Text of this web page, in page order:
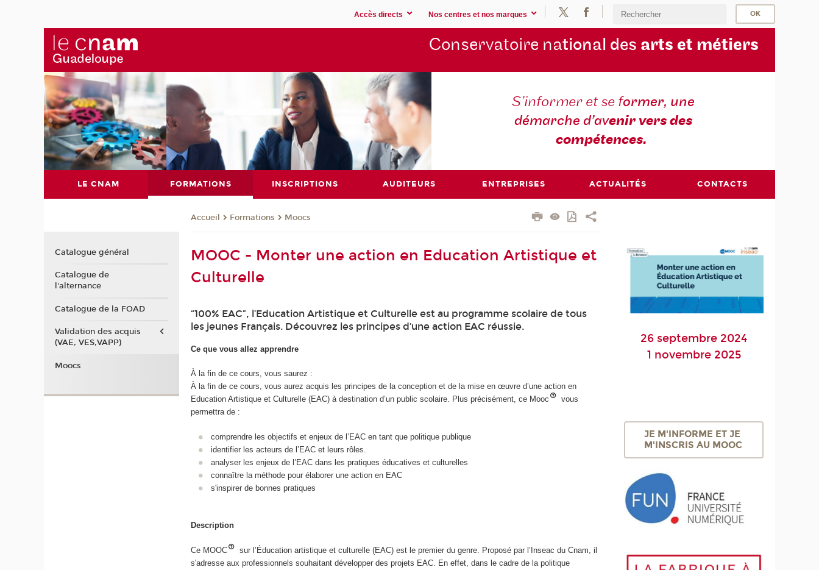
Accès directs Nos centres et nos marques
Conservatoire national des arts et métiers
S’informer et se former, une
démarche d’avenir vers des
compétences.
LE CNAM FORMATIONS INSCRIPTIONS AUDITEURS ENTREPRISES ACTUALITÉS CONTACTS
Accueil Formations Moocs
MOOC - Monter une action en Education Artistique et
Culturelle
“100% EAC”, l’Education Artistique et Culturelle est au programme scolaire de tous
les jeunes Français. Découvrez les principes d’une action EAC réussie.
Ce que vous allez apprendre
À la fin de ce cours, vous saurez :
À la fin de ce cours, vous aurez acquis les principes de la conception et de la mise en œuvre d’une action en
Education Artistique et Culturelle (EAC) à destination d’un public scolaire. Plus précisément, ce Mooc
vous
permettra de :
comprendre les objectifs et enjeux de l’EAC en tant que politique publique
identifier les acteurs de l’EAC et leurs rôles.
analyser les enjeux de l’EAC dans les pratiques éducatives et culturelles
connaître la méthode pour élaborer une action en EAC
s'inspirer de bonnes pratiques
Description
Ce MOOC
sur l’Éducation artistique et culturelle (EAC) est le premier du genre. Proposé par l’Inseac du Cnam, il
s'adresse aux professionnels souhaitant développer des projets EAC. En effet, dans le cadre de la politique
26 septembre 2024
1 novembre 2025
JE M'INFORME ET JE
M'INSCRIS AU MOOC
Catalogue général
Catalogue de
l'alternance
Catalogue de la FOAD
Validation des acquis
(VAE, VES,VAPP)
Moocs